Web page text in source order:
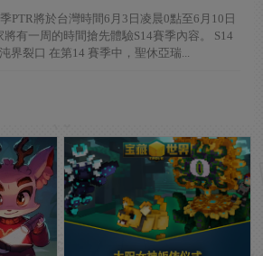
PTR將於台灣時間6月3日凌晨0點至6月10日
有一周的時間搶先體驗S14賽季內容。 S14
界裂口 在第14 賽季中，聖休亞瑞...